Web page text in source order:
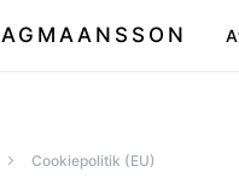
AGMAANSSON
Cookiepolitik (EU)